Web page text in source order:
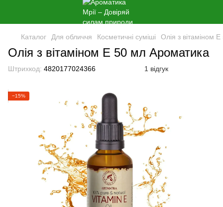
Каталог Для обличчя Косметичні суміші Олія з вітаміном
Олія з вітаміном E 50 мл Ароматика
Штрихкод: 4820177024366 1 відгук
−15%